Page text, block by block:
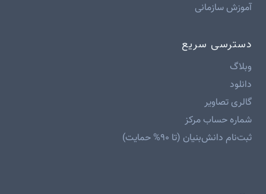
آموزش سازمانی
دسترسی سریع
وبلاگ
دانلود
گالری تصاویر
شماره حساب مرکز
ثبت‌نام دانش‌بنیان (تا ۹۰% حمایت)